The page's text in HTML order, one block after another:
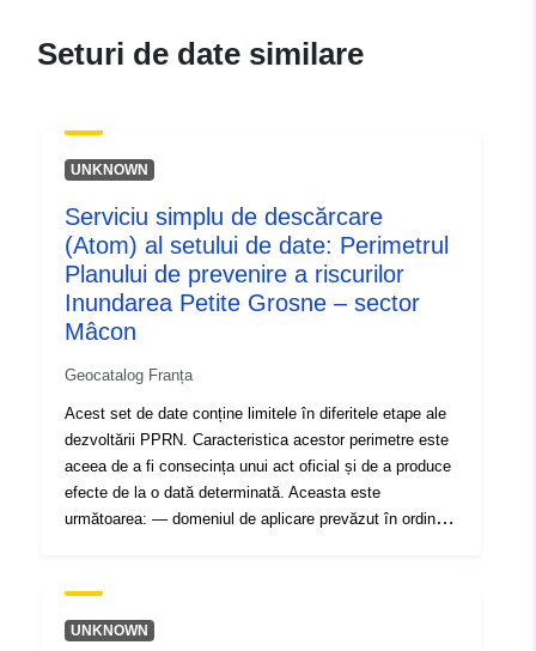
6a7d8c067a3e
Tip:
Resursă:
http://inspire.ec.europa.eu/
codelist/SpatialDataServiceType/
Seturi de date similare
UNKNOWN
Serviciu simplu de descărcare
(Atom) al setului de date: Perimetrul
Planului de prevenire a riscurilor
Inundarea Petite Grosne – sector
Mâcon
Geocatalog Franța
Acest set de date conține limitele în diferitele etape ale
dezvoltării PPRN. Caracteristica acestor perimetre este
aceea de a fi consecința unui act oficial și de a produce
efecte de la o dată determinată. Aceasta este
următoarea: — domeniul de aplicare prevăzut în ordinul
domeniului de aplicare reglementat de PPR aprobat.
Acest perimetru aprobat este un serviciu de utilitate
UNKNOWN